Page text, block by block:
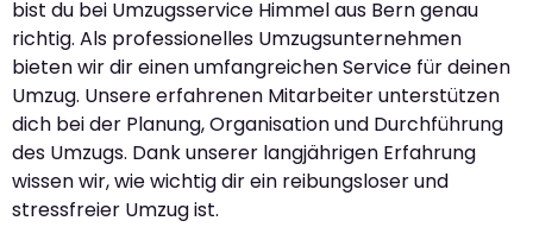
bist du bei Umzugsservice Himmel aus Bern genau
richtig. Als professionelles Umzugsunternehmen
bieten wir dir einen umfangreichen Service für deinen
Umzug. Unsere erfahrenen Mitarbeiter unterstützen
dich bei der Planung, Organisation und Durchführung
des Umzugs. Dank unserer langjährigen Erfahrung
wissen wir, wie wichtig dir ein reibungsloser und
stressfreier Umzug ist.